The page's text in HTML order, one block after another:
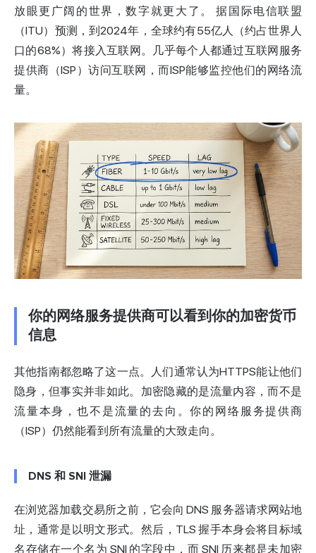
放眼更广阔的世界，数字就更大了。据国际电信联盟
（ITU）预测 ，到2024年，全球约有55亿人（约占世界人
口的68%）将接入互联网。几乎每个人都通过互联网服务
提供商（ISP）访问互联网，而ISP能够监控他们的网络流
量。
你的网络服务提供商可以看到你的加密货币
信息
其他指南都忽略了这一点。人们通常认为HTTPS能让他们
隐身，但事实并非如此。加密隐藏的是流量内容，而不是
流量本身，也不是流量的去向。你的网络服务提供商
（ISP）仍然能看到所有流量的大致走向。
DNS 和 SNI 泄漏
在浏览器加载交易所之前，它会向 DNS 服务器请求网站地
址，通常是以明文形式。然后，TLS 握手本身会将目标域
名存储在一个名为 SNI 的字段中，而 SNI 历来都是未加密